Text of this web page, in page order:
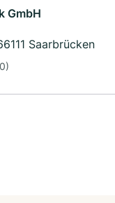
GmbH
Saarbrücken